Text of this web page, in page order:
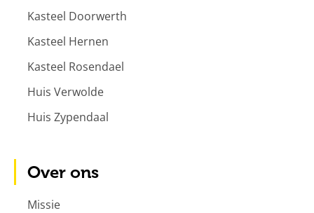
Kasteel Doorwerth
Kasteel Hernen
Kasteel Rosendael
Huis Verwolde
Huis Zypendaal
Over ons
Missie